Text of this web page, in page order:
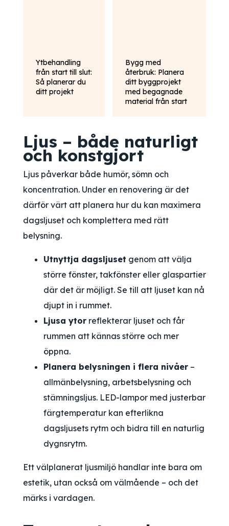
Ytbehandling
från start till slut:
Så planerar du
ditt projekt
Bygg med
återbruk: Planera
ditt byggprojekt
med begagnade
material från start
Ljus – både naturligt
och konstgjort
Ljus påverkar både humör, sömn och
koncentration. Under en renovering är det
därför värt att planera hur du kan maximera
dagsljuset och komplettera med rätt
belysning.
Utnyttja dagsljuset genom att välja
större fönster, takfönster eller glaspartier
där det är möjligt. Se till att ljuset kan nå
djupt in i rummet.
Ljusa ytor reflekterar ljuset och får
rummen att kännas större och mer
öppna.
Planera belysningen i flera nivåer –
allmänbelysning, arbetsbelysning och
stämningsljus. LED-lampor med justerbar
färgtemperatur kan efterlikna
dagsljusets rytm och bidra till en naturlig
dygnsrytm.
Ett välplanerat ljusmiljö handlar inte bara om
estetik, utan också om välmående – och det
märks i vardagen.